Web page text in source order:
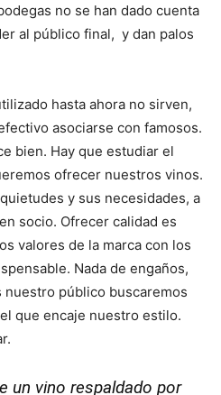
no se han dado cuenta
al público final, y dan palos
hasta ahora no sirven,
asociarse con famosos.
bien. Hay que estudiar el
ofrecer nuestros vinos.
y sus necesidades, a
socio. Ofrecer calidad es
valores de la marca con los
Nada de engaños,
nuestro público buscaremos
que encaje nuestro estilo.
un vino respaldado por